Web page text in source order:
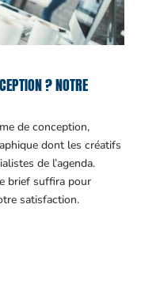
? NOTRE
de conception,
dont les créatifs
de l’agenda.
brief suffira pour
satisfaction.